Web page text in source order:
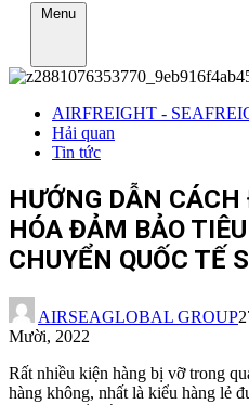
Menu
AIRFREIGHT -
Hải quan
Tin tức
HƯỚNG DẪN CÁCH
HÓA ĐẢM BẢO
CHUYỂN QUỐC TẾ
AIRSEAGLOBAL GROUP
Mười, 2022
Rất nhiều kiện hàng bị vỡ trong
hàng không, nhất là kiểu hàng lẻ